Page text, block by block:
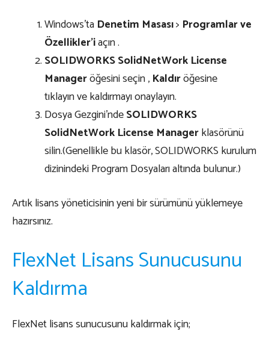
Windows’ta Denetim Masası> Programlar ve
Özellikler’iaçın .
SOLIDWORKS SolidNetWork License
Manageröğesini seçin , Kaldıröğesine
tıklayın ve kaldırmayı onaylayın.
Dosya Gezgini’ndeSOLIDWORKS
SolidNetWork License Managerklasörünü
silin.(Genellikle bu klasör, SOLIDWORKS kurulum
dizinindeki Program Dosyaları altında bulunur.)
Artık lisans yöneticisinin yeni bir sürümünü yüklemeye
hazırsınız.
FlexNet Lisans Sunucusunu
Kaldırma
FlexNet lisans sunucusunu kaldırmak için;